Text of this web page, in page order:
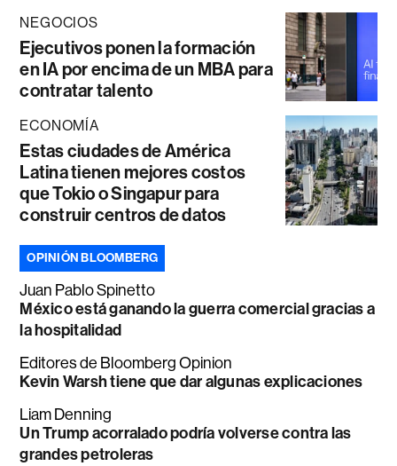
NEGOCIOS
Ejecutivos ponen la formación
en IA por encima de un MBA para
contratar talento
ECONOMÍA
Estas ciudades de América
Latina tienen mejores costos
que Tokio o Singapur para
construir centros de datos
OPINIÓN BLOOMBERG
Juan Pablo Spinetto
México está ganando la guerra comercial gracias a
la hospitalidad
Editores de Bloomberg Opinion
Kevin Warsh tiene que dar algunas explicaciones
Liam Denning
Un Trump acorralado podría volverse contra las
grandes petroleras